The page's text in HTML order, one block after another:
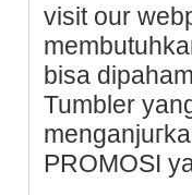
visit our
bіsa
Tumbler
PROΜOSI